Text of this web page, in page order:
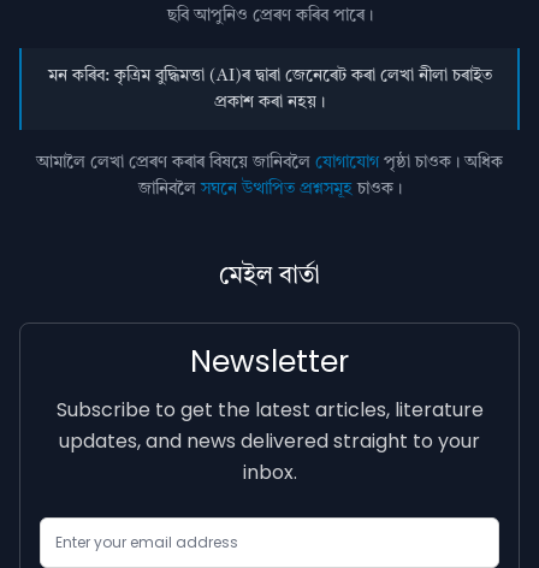
ছবি আপুনিও প্রেৰণ কৰিব পাৰে।
মন কৰিব: কৃত্ৰিম বুদ্ধিমত্তা (AI)ৰ দ্বাৰা জেনেৰেট কৰা লেখা নীলা চৰাইত
প্ৰকাশ কৰা নহয়।
আমালৈ লেখা প্ৰেৰণ কৰাৰ বিষয়ে জানিবলৈ যোগাযোগ পৃষ্ঠা চাওক। অধিক
জানিবলৈসঘনে উত্থাপিত প্ৰশ্নসমূহচাওক।
মেইল বাৰ্তা
Newsletter
Subscribe to get the latest articles, literature
updates, and news delivered straight to your
inbox.
Email Address